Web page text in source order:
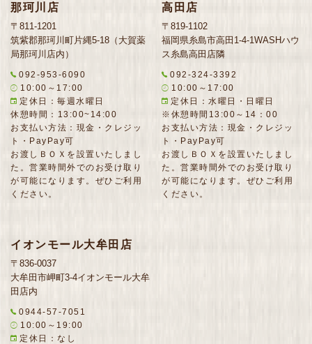
那珂川店
〒811-1201
筑紫郡那珂川町片縄5-18（大賀薬
局那珂川店内）
092-953-6090
10:00～17:00
定休日：毎週水曜日
休憩時間：13:00~14:00
お支払い方法：現金・クレジッ
ト・PayPay可
お渡しＢＯＸを設置いたしまし
た。営業時間外でのお受け取り
が可能になります。ぜひご利用
ください。
高田店
〒819-1102
福岡県糸島市高田1-4-1WASHハウ
ス糸島高田店隣
092-324-3392
10:00～17:00
定休日：水曜日・日曜日
※休憩時間13:00～14：00
お支払い方法：現金・クレジッ
ト・PayPay可
お渡しＢＯＸを設置いたしまし
た。営業時間外でのお受け取り
が可能になります。ぜひご利用
ください。
イオンモール大牟田店
〒836-0037
大牟田市岬町3-4イオンモール大牟
田店内
0944-57-7051
10:00～19:00
定休日：なし